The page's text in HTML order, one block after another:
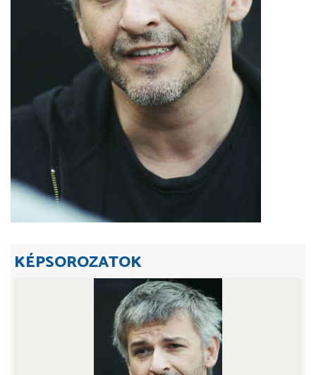
KÉPSOROZATOK